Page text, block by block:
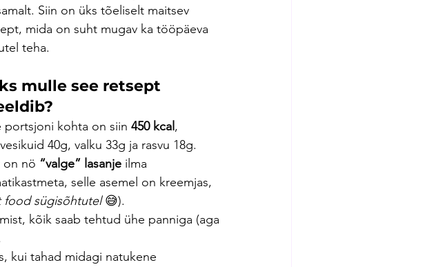
Siin on üks tõeliselt maitsev
mida on suht mugav ka tööpäeva
teha.
mulle see retsept
portsjoni kohta on siin 450 kcal ,
40g, valku 33g ja rasvu 18g.
on nö “valge” lasanje ilma
selle asemel on kreemjas,
sügisõhtutel 😅).
kõik saab tehtud ühe panniga (aga
kui tahad midagi natukene